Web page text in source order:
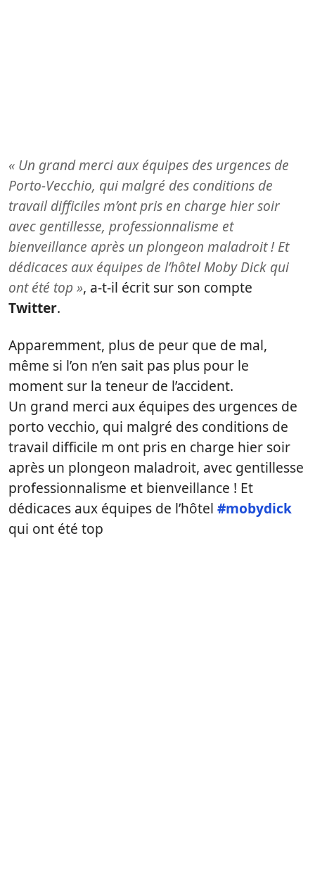
« Un grand merci aux équipes des urgences de
Porto-Vecchio, qui malgré des conditions de
travail difficiles m’ont pris en charge hier soir
avec gentillesse, professionnalisme et
bienveillance après un plongeon maladroit ! Et
dédicaces aux équipes de l’hôtel Moby Dick qui
ont été top », a-t-il écrit sur son compte
Twitter.
Apparemment, plus de peur que de mal,
même si l’on n’en sait pas plus pour le
moment sur la teneur de l’accident.
Un grand merci aux équipes des urgences de
porto vecchio, qui malgré des conditions de
travail difficile m ont pris en charge hier soir
après un plongeon maladroit, avec gentillesse
professionnalisme et bienveillance ! Et
dédicaces aux équipes de l’hôtel #mobydick
qui ont été top